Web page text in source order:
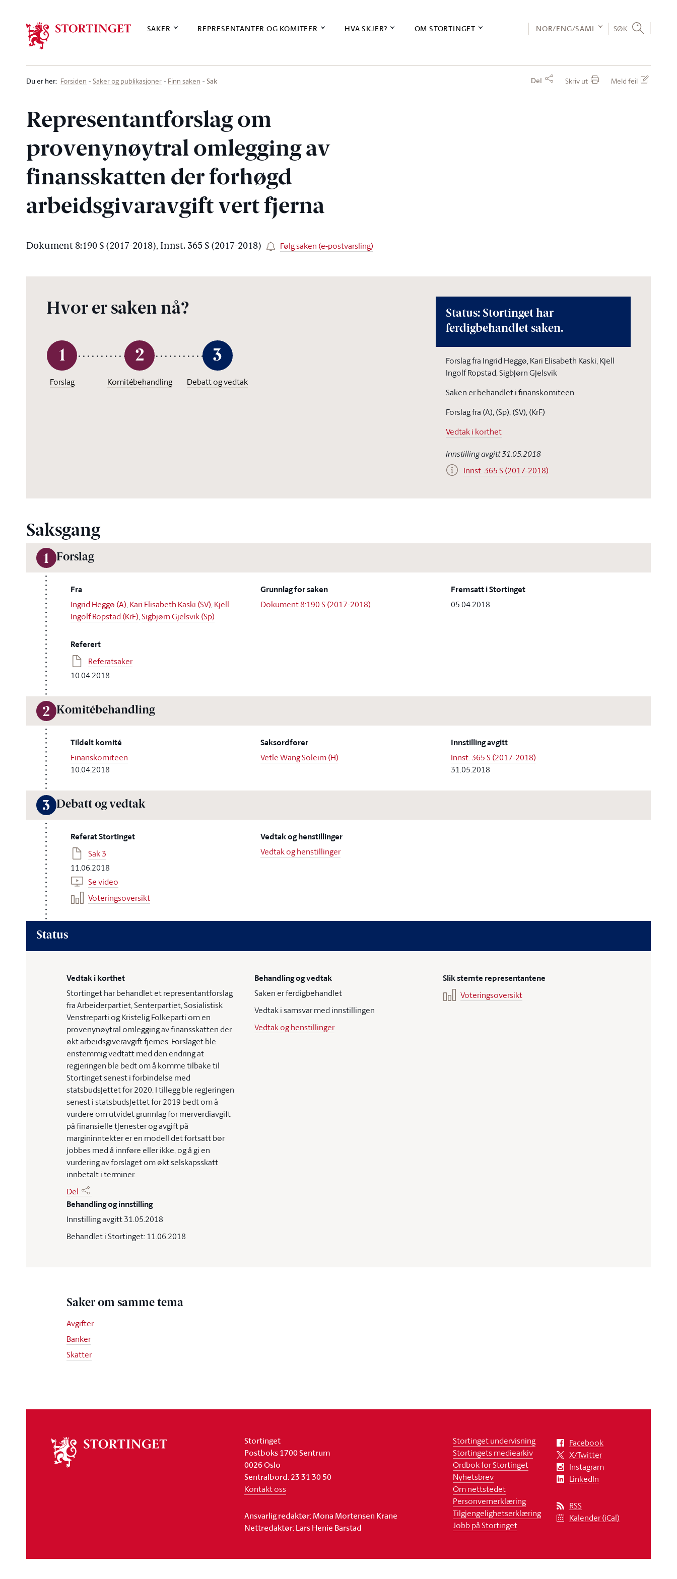
SAKER REPRESENTANTER OG KOMITEER HVA SKJER? OM STORTINGET NOR/ENG/SÁMI SØK
Du er her: Forsiden Saker og publikasjoner Finn saken Sak Del Skriv ut Meld feil
Representantforslag om
provenynøytral omlegging av
finansskatten der forhøgd
arbeidsgivaravgift vert fjerna
Dokument 8:190 S (2017-2018), Innst. 365 S (2017-2018) Følg saken (e-postvarsling)
Hvor er saken nå?
1
Forslag
2
Komitébehandling
3
Debatt og vedtak
Status: Stortinget har
ferdigbehandlet saken.
Forslag fra Ingrid Heggø, Kari Elisabeth Kaski, Kjell
Ingolf Ropstad, Sigbjørn Gjelsvik
Saken er behandlet i finanskomiteen
Forslag fra (A), (Sp), (SV), (KrF)
Vedtak i korthet
Innstilling avgitt 31.05.2018
Innst. 365 S (2017-2018)
Saksgang
1 Forslag
Fra
Ingrid Heggø (A),Kari Elisabeth Kaski (SV),Kjell
Ingolf Ropstad (KrF),Sigbjørn Gjelsvik (Sp)
Grunnlag for saken
Dokument 8:190 S (2017-2018)
Fremsatt i Stortinget
05.04.2018
Referert
Referatsaker
10.04.2018
2 Komitébehandling
Tildelt komité
Finanskomiteen
10.04.2018
Saksordfører
Vetle Wang Soleim (H)
Innstilling avgitt
Innst. 365 S (2017-2018)
31.05.2018
3 Debatt og vedtak
Referat Stortinget
Sak 3
11.06.2018
Se video
Voteringsoversikt
Vedtak og henstillinger
Vedtak og henstillinger
Status
Vedtak i korthet
Stortinget har behandlet et representantforslag
fra Arbeiderpartiet, Senterpartiet, Sosialistisk
Venstreparti og Kristelig Folkeparti om en
provenynøytral omlegging av finansskatten der
økt arbeidsgiveravgift fjernes. Forslaget ble
enstemmig vedtatt med den endring at
regjeringen ble bedt om å komme tilbake til
Stortinget senest i forbindelse med
statsbudsjettet for 2020. I tillegg ble regjeringen
senest i statsbudsjettet for 2019 bedt om å
vurdere om utvidet grunnlag for merverdiavgift
på finansielle tjenester og avgift på
margininntekter er en modell det fortsatt bør
jobbes med å innføre eller ikke, og å gi en
vurdering av forslaget om økt selskapsskatt
innbetalt i terminer.
Del
Behandling og vedtak
Saken er ferdigbehandlet
Vedtak i samsvar med innstillingen
Vedtak og henstillinger
Slik stemte representantene
Voteringsoversikt
Behandling og innstilling
Innstilling avgitt 31.05.2018
Behandlet i Stortinget: 11.06.2018
Saker om samme tema
Avgifter
Banker
Skatter
stortinget
Stortinget
Postboks 1700 Sentrum
0026 Oslo
Sentralbord: 23 31 30 50
Kontakt oss
Ansvarlig redaktør: Mona Mortensen Krane
Nettredaktør: Lars Henie Barstad
Stortinget undervisning
Stortingets mediearkiv
Ordbok for Stortinget
Nyhetsbrev
Om nettstedet
Personvernerklæring
Tilgjengelighetserklæring
Jobb på Stortinget
Facebook
X/Twitter
Instagram
LinkedIn
RSS
Kalender (iCal)